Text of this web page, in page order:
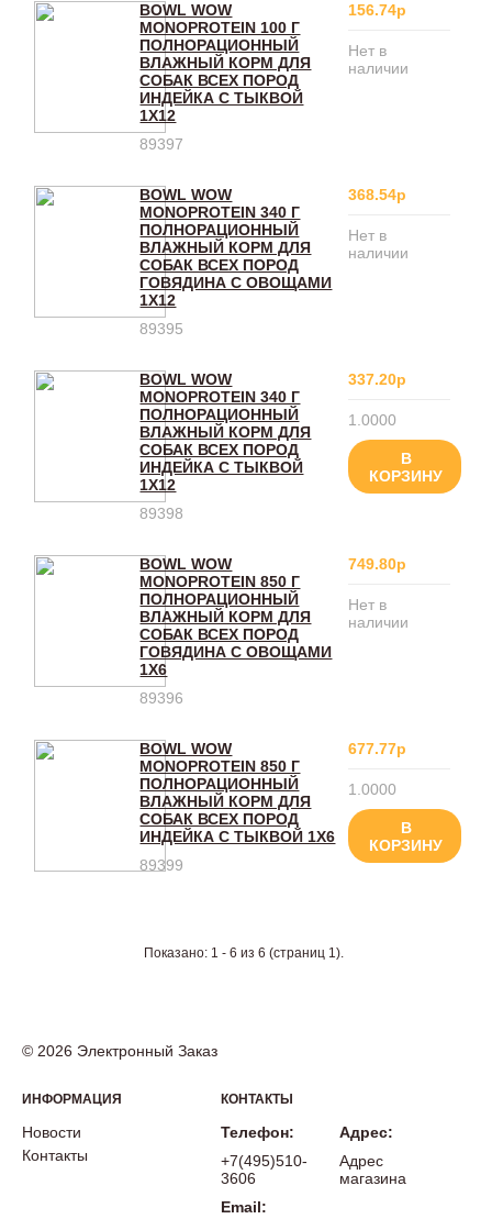
BOWL WOW
MONOPROTEIN 100 Г
ПОЛНОРАЦИОННЫЙ
ВЛАЖНЫЙ КОРМ ДЛЯ
СОБАК ВСЕХ ПОРОД
ИНДЕЙКА С ТЫКВОЙ
1Х12
89397
156.74р
Нет в
наличии
BOWL WOW
MONOPROTEIN 340 Г
ПОЛНОРАЦИОННЫЙ
ВЛАЖНЫЙ КОРМ ДЛЯ
СОБАК ВСЕХ ПОРОД
ГОВЯДИНА С ОВОЩАМИ
1Х12
89395
368.54р
Нет в
наличии
BOWL WOW
MONOPROTEIN 340 Г
ПОЛНОРАЦИОННЫЙ
ВЛАЖНЫЙ КОРМ ДЛЯ
СОБАК ВСЕХ ПОРОД
ИНДЕЙКА С ТЫКВОЙ
1Х12
89398
337.20р
1.0000
В
КОРЗИНУ
BOWL WOW
MONOPROTEIN 850 Г
ПОЛНОРАЦИОННЫЙ
ВЛАЖНЫЙ КОРМ ДЛЯ
СОБАК ВСЕХ ПОРОД
ГОВЯДИНА С ОВОЩАМИ
1Х6
89396
749.80р
Нет в
наличии
BOWL WOW
MONOPROTEIN 850 Г
ПОЛНОРАЦИОННЫЙ
ВЛАЖНЫЙ КОРМ ДЛЯ
СОБАК ВСЕХ ПОРОД
ИНДЕЙКА С ТЫКВОЙ 1Х6
89399
677.77р
1.0000
В
КОРЗИНУ
Показано: 1 - 6 из 6 (страниц 1).
© 2026 Электронный Заказ
ИНФОРМАЦИЯ
Новости
Контакты
КОНТАКТЫ
Телефон:
+7(495)510-
3606
Email:
Адрес:
Адрес
магазина